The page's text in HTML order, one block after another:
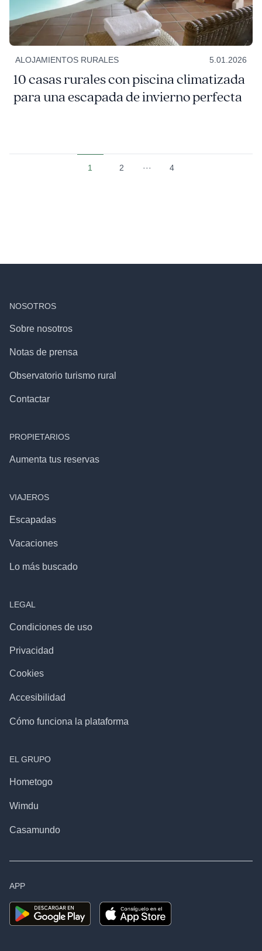
ALOJAMIENTOS RURALES 5.01.2026
10 casas rurales con piscina climatizada
para una escapada de invierno perfecta
1 2 ··· 4
NOSOTROS
Sobre nosotros
Notas de prensa
Observatorio turismo rural
Contactar
PROPIETARIOS
Aumenta tus reservas
VIAJEROS
Escapadas
Vacaciones
Lo más buscado
LEGAL
Condiciones de uso
Privacidad
Cookies
Accesibilidad
Cómo funciona la plataforma
EL GRUPO
Hometogo
Wimdu
Casamundo
APP